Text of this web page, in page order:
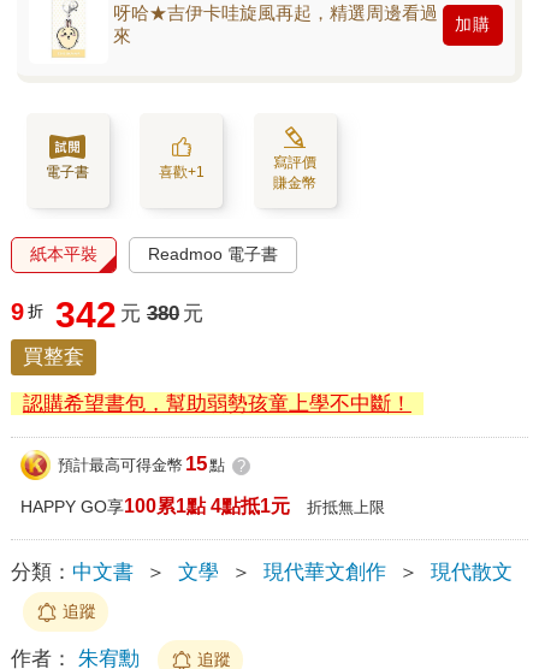
呀哈★吉伊卡哇旋風再起，精選周邊看過
來
加購
電子書 喜歡+1
寫評價
賺金幣
紙本平裝 Readmoo 電子書
9 折 342 元 380 元
買整套
認購希望書包，幫助弱勢孩童上學不中斷！
預計最高可得金幣 15點 ?
HAPPY GO享100累1點 4點抵1元 折抵無上限
分類： 中文書 ＞ 文學 ＞ 現代華文創作 ＞ 現代散文
追蹤
作者： 朱宥勳 追蹤